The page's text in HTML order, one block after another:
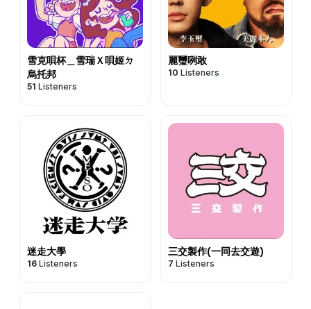
雪克唄杯＿雪瑞Ｘ唄姬ㄉ
烏托邦
51 Listeners
麗璽咧敢
10 Listeners
迷走大學
16 Listeners
三交製作(一同去交遊)
7 Listeners